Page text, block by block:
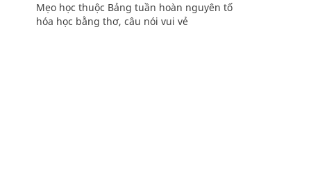
Mẹo học thuộc Bảng tuần hoàn nguyên tố
hóa học bằng thơ, câu nói vui vẻ